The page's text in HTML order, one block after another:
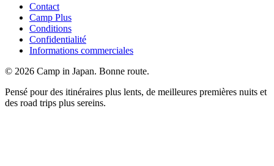
Contact
Camp Plus
Conditions
Confidentialité
Informations commerciales
© 2026 Camp in Japan. Bonne route.
Pensé pour des itinéraires plus lents, de meilleures premières nuits et
des road trips plus sereins.